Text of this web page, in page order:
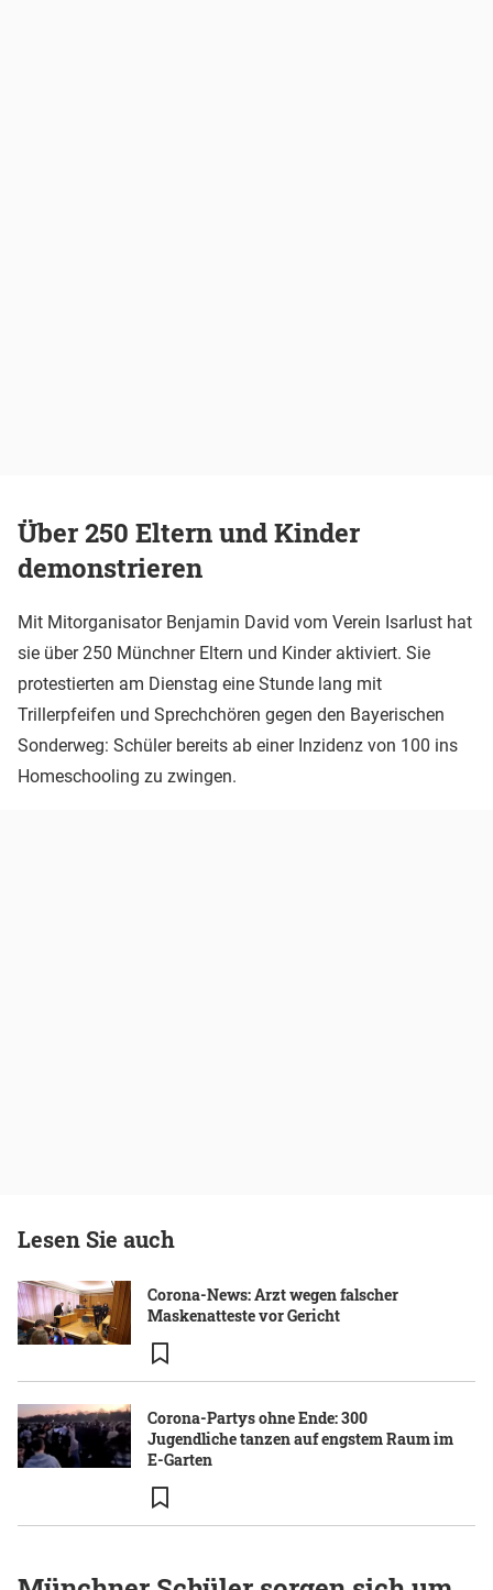
Über 250 Eltern und Kinder
demonstrieren
Mit Mitorganisator Benjamin David vom Verein Isarlust hat
sie über 250 Münchner Eltern und Kinder aktiviert. Sie
protestierten am Dienstag eine Stunde lang mit
Trillerpfeifen und Sprechchören gegen den Bayerischen
Sonderweg: Schüler bereits ab einer Inzidenz von 100 ins
Homeschooling zu zwingen.
Lesen Sie auch
Corona-News: Arzt wegen falscher
Maskenatteste vor Gericht
Corona-Partys ohne Ende: 300
Jugendliche tanzen auf engstem Raum im
E-Garten